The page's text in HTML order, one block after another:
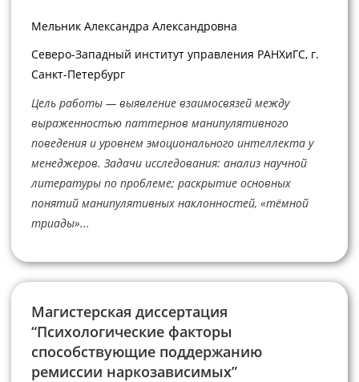
Мельник Александра Александровна
Северо-Западный институт управления РАНХиГС, г.
Санкт-Петербург
Цель работы — выявление взаимосвязей между
выраженностью паттернов манипулятивного
поведения и уровнем эмоционального интеллекта у
менеджеров. Задачи исследования: анализ научной
литературы по проблеме; раскрытие основных
понятий манипулятивных наклонностей, «тёмной
триады»...
Магистерская диссертация
“Психологические факторы
способствующие поддержанию
ремиссии наркозависимых”